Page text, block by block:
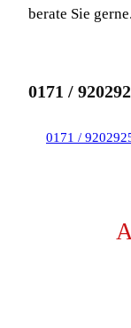
berate Sie gerne.
0171 /
0171 /